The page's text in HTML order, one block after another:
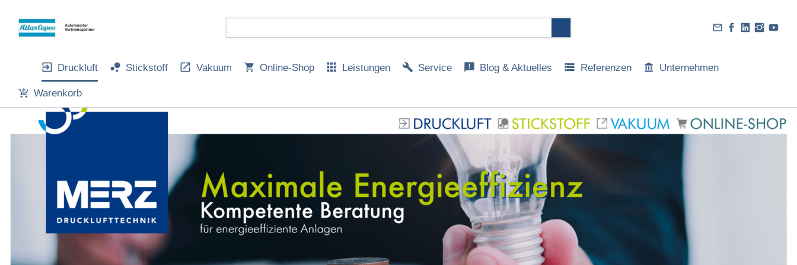
Druckluft Stickstoff Vakuum Online-Shop Leistungen Service Blog & Aktuelles Referenzen Unternehmen
Warenkorb